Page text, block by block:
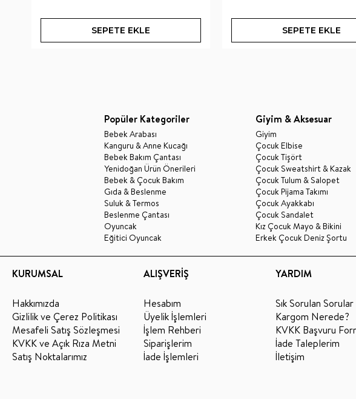
SEPETE EKLE SEPETE EKLE
Popüler Kategoriler
Bebek Arabası
Kanguru & Anne Kucağı
Bebek Bakım Çantası
Yenidoğan Ürün Önerileri
Bebek & Çocuk Bakım
Gıda & Beslenme
Suluk & Termos
Beslenme Çantası
Oyuncak
Eğitici Oyuncak
Giyim & Aksesuar
Giyim
Çocuk Elbise
Çocuk Tişört
Çocuk Sweatshirt & Kazak
Çocuk Tulum & Salopet
Çocuk Pijama Takımı
Çocuk Ayakkabı
Çocuk Sandalet
Kız Çocuk Mayo & Bikini
Erkek Çocuk Deniz Şortu
KURUMSAL
Hakkımızda
Gizlilik ve Çerez Politikası
Mesafeli Satış Sözleşmesi
KVKK ve Açık Rıza Metni
Satış Noktalarımız
ALIŞVERİŞ
Hesabım
Üyelik İşlemleri
İşlem Rehberi
Siparişlerim
İade İşlemleri
YARDIM
Sık Sorulan Sorular
Kargom Nerede?
KVKK Başvuru
İade Taleplerim
İletişim